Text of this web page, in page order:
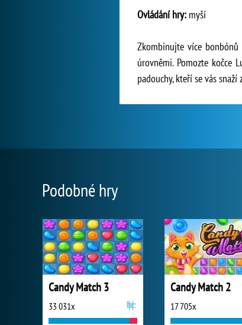
Ovládání hry: myší
Zkombinujte více
úrovněmi. Pomozte kočce
padouchy, kteří se vás snaží
Podobné hry
Candy Match 3
33 031x
Candy Match 2
17 705x